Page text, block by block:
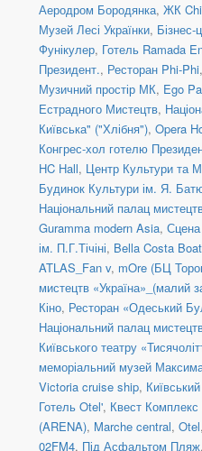
Аеродром Бородянка, ЖК
Музей Лесі Українки, Бізнес-
Фунікулер, Готель Ramada
Президент., Ресторан Phi-Phi,
Музичний простір МК, Ego
Естрадного Мистецтв,
Київська" ("Хлібня"), Opera
Конгрес-хол готелю
HC Hall, Центр Культури та
Будинок Культури ім. Я.
Національний палац
Guramma modern Asia, Сцена
ім. П.Г.Тічіні, Bella Costa Boat
ATLAS_Fan v, mOre (БЦ
мистецтв «Україна»_(малий
Кіно, Ресторан «Одеський
Національний палац
Київського театру
меморіальний музей
Victoria cruise ship,
Готель Otel', Квест
(ARENA), Marche central, Otel,
02FM4, Під Асфальтом Пляж,